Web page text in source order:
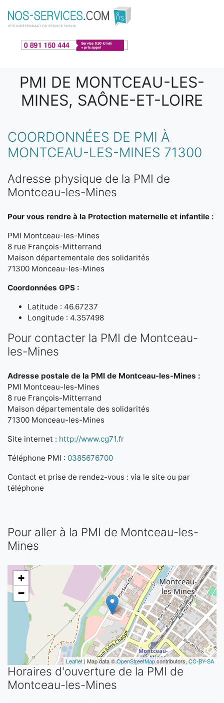
Aller au contenu principal
PMI DE MONTCEAU-LES-
MINES, SAÔNE-ET-LOIRE
COORDONNÉES DE PMI À
MONTCEAU-LES-MINES 71300
Adresse physique de la PMI de
Montceau-les-Mines
Pour vous rendre à la Protection maternelle et infantile :
PMI Montceau-les-Mines
8 rue François-Mitterrand
Maison départementale des solidarités
71300 Monceau-les-Mines
Coordonnées GPS :
Latitude : 46.67237
Longitude : 4.357498
Pour contacter la PMI de Montceau-
les-Mines
Adresse postale de la PMI de Montceau-les-Mines :
PMI Montceau-les-Mines
8 rue François-Mitterrand
Maison départementale des solidarités
71300 Monceau-les-Mines
Site internet : http://www.cg71.fr
Téléphone PMI : 0385676700
Contact et prise de rendez-vous : via le site ou par
téléphone
Pour aller à la PMI de Montceau-les-
Mines
+
−
Leaflet | Map data ©OpenStreetMapcontributors,CC-BY-SA
Horaires d'ouverture de la PMI de
Montceau-les-Mines